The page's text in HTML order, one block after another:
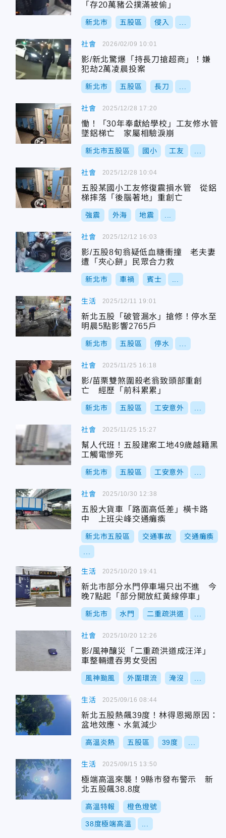
「存20萬豬公撲滿被偷」
新北市 五股區 侵入
社會
影/新北驚爆「持長刀搶超商」！嫌
犯劫2萬凌晨投案
新北市 五股區 長刀
2026/02/09 10:01
社會
慟！「30年奉獻給學校」工友修水管
墜鋁梯亡 家屬相驗淚崩
新北市五股區 國小 工友
2025/12/28 17:20
社會
五股某國小工友修復震損水管 從鋁
梯摔落「後腦著地」重創亡
強震 外海 地震
2025/12/28 10:04
社會
影/五股8旬翁疑低血糖衝撞 老夫妻
遭「夾心餅」民眾合力救
新北市 車禍 賓士
2025/12/12 16:03
生活
新北五股「破管漏水」搶修！停水至
明晨5點影響2765戶
新北市 五股區 停水
2025/12/11 19:01
社會
影/苗栗雙煞圍殺老翁致頭部重創
亡 經歷「前科累累」
新北市 五股區 工安意外
2025/11/25 16:18
社會
幫人代班！五股建案工地49歲越籍黑
工觸電慘死
新北市 五股區 工安意外
2025/11/25 15:27
社會
五股大貨車「路面高低差」橫卡路
中 上班尖峰交通癱瘓
新北市五股區 交通事故 交通癱瘓
2025/10/30 12:38
生活
新北市部分水門停車場只出不進 今
晚7點起「部分開放紅黃線停車」
新北市 水門 二重疏洪道
2025/10/20 19:41
社會
影/風神釀災「二重疏洪道成汪洋」
車整輛遭吞男女受困
風神颱風 外圍環流 淹沒
2025/10/20 12:26
生活
新北五股熱飆39度！林得恩揭原因：
盆地效應、水氣減少
高溫炎熱 五股區 39度
2025/09/16 08:44
生活
極端高溫來襲！9縣市發布警示 新
北五股飆38.8度
高溫特報 橙色燈號
38度極端高溫
2025/09/15 13:50